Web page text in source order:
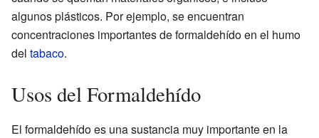
algunos plásticos. Por ejemplo, se encuentran
concentraciones importantes de formaldehído en el humo
del tabaco.
Usos del Formaldehído
El formaldehído es una sustancia muy importante en la